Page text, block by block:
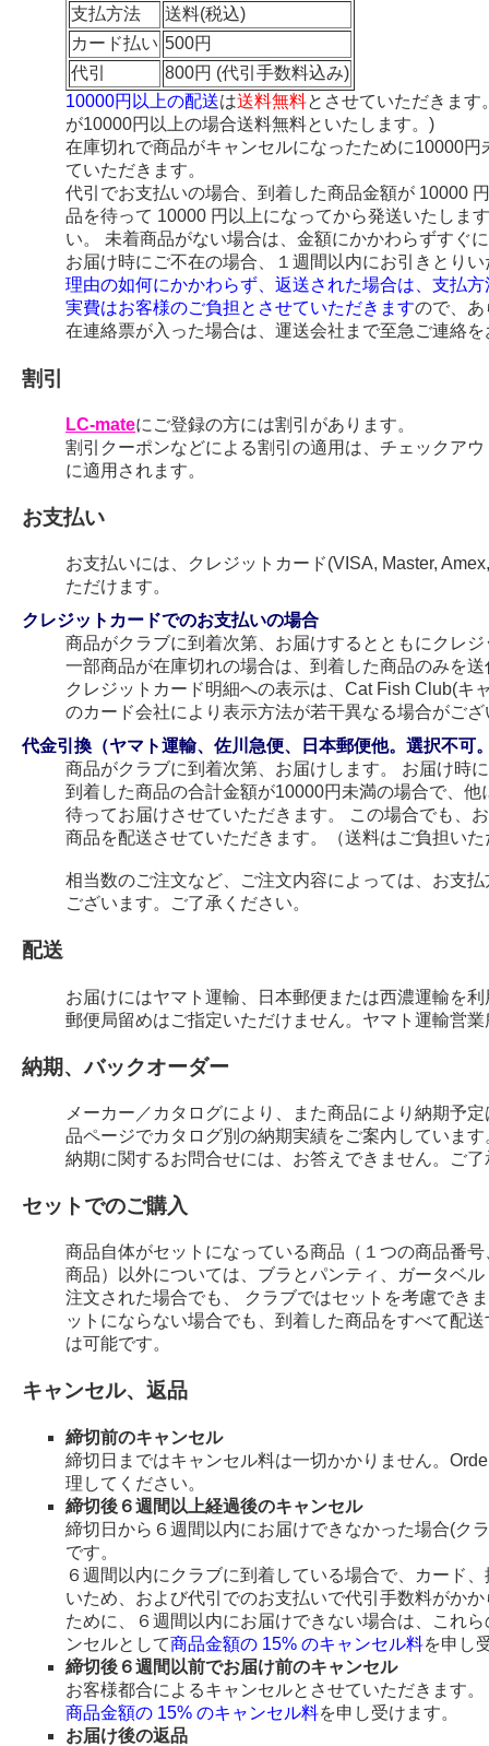
支払方法
送料(税込)
カード払い 500円
代引
800円 (代引手数料込み)
10000円以上の配送は送料無料とさせていただきま
が10000円以上の場合送料無料といたします。)
在庫切れで商品がキャンセルになったために10000
ていただきます。
代引でお支払いの場合、到着した商品金額が 10000
品を待って 10000 円以上になってから発送いたしま
い。 未着商品がない場合は、金額にかかわらずすぐ
お届け時にご不在の場合、１週間以内にお引きとり
理由の如何にかかわらず、返送された場合は、支払
実費はお客様のご負担とさせていただきますので、あ
在連絡票が入った場合は、運送会社まで至急ご連絡
割引
LC-mateにご登録の方には割引があります。
割引クーポンなどによる割引の適用は、チェックア
に適用されます。
お支払い
お支払いには、クレジットカード(VISA, Master,
ただけます。
クレジットカードでのお支払いの場合
商品がクラブに到着次第、お届けするとともにクレ
一部商品が在庫切れの場合は、到着した商品のみを
クレジットカード明細への表示は、Cat Fish Club(キ
のカード会社により表示方法が若干異なる場合がござ
代金引換（ヤマト運輸、佐川急便、日本郵便他。選択不可
商品がクラブに到着次第、お届けします。 お届け時
到着した商品の合計金額が10000円未満の場合で、
待ってお届けさせていただきます。 この場合でも、
商品を配送させていただきます。（送料はご負担い
相当数のご注文など、ご注文内容によっては、お支
ございます。ご了承ください。
配送
お届けにはヤマト運輸、日本郵便または西濃運輸を
郵便局留めはご指定いただけません。ヤマト運輸営
納期、バックオーダー
メーカー／カタログにより、また商品により納期予
品ページでカタログ別の納期実績をご案内しています
納期に関するお問合せには、お答えできません。ご
セットでのご購入
商品自体がセットになっている商品（１つの商品番
商品）以外については、ブラとパンティ、ガータベ
注文された場合でも、 クラブではセットを考慮でき
ットにならない場合でも、到着した商品をすべて配
は可能です。
キャンセル、返品
締切前のキャンセル
締切日まではキャンセル料は一切かかりません。
理してください。
締切後６週間以上経過後のキャンセル
締切日から６週間以内にお届けできなかった場合(ク
です。
６週間以内にクラブに到着している場合で、カード
いため、および代引でのお支払いで代引手数料がか
ために、６週間以内にお届けできない場合は、これ
ンセルとして商品金額の 15% のキャンセル料を申し
締切後６週間以前でお届け前のキャンセル
お客様都合によるキャンセルとさせていただきます。
商品金額の 15% のキャンセル料を申し受けます。
お届け後の返品